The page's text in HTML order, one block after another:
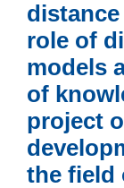
role of
models
of
project
the field